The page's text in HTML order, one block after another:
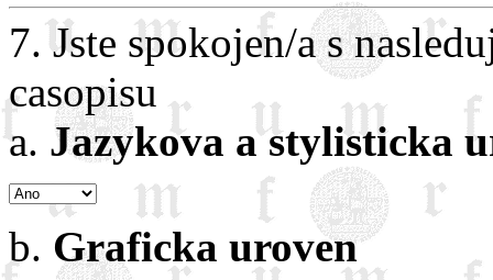
7. Jste spokojen/a s
casopisu
a. Jazykova a stylisticka
b. Graficka uroven